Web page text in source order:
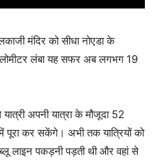
मंदिर को सीधा नोएडा के
लंबा यह सफर अब लगभग 19
अपनी यात्रा के मौजूदा 52
कर सकेंगे। अभी तक यात्रियों को
लाइन पकड़नी पड़ती थी और वहां से